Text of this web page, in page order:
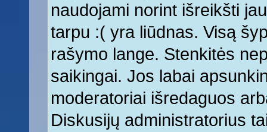
naudojami norint išreikšti
tarpu :( yra liūdnas. Visą
rašymo lange. Stenkitės
saikingai. Jos labai
moderatoriai išredaguos
Diskusijų administratorius